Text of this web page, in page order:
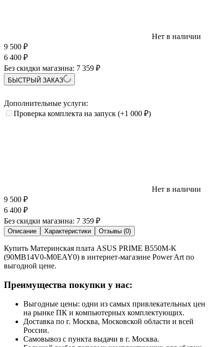
Нет в наличии
9 500 ₽
6 400 ₽
Без скидки магазина: 7 359 ₽
БЫСТРЫЙ ЗАКАЗ
Дополнительные услуги:
Проверка комплекта на запуск (+1 000 ₽)
Нет в наличии
9 500 ₽
6 400 ₽
Без скидки магазина: 7 359 ₽
Описание Характеристики Отзывы (0)
Купить Материнская плата ASUS PRIME B550M-K
(90MB14V0-M0EAY0) в интернет-магазине Power Art по
выгодной цене.
Преимущества покупки у нас:
Выгодные цены: одни из самых привлекательных цен
на рынке ПК и компьютерных комплектующих.
Доставка по г. Москва, Московской области и всей
России.
Самовывоз с пункта выдачи в г. Москва.